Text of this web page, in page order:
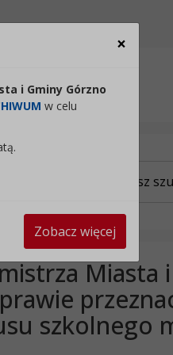
Czytaj tekst
Miasta
szkolnego
×
i Gminy Górzno
w celu
Zobacz więcej